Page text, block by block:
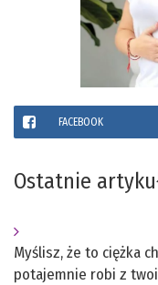
FACEBOOK
Ostatnie
Myślisz, że to ciężka
potajemnie robi z